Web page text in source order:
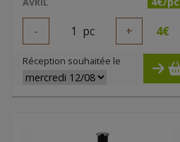
- 1 pc + 4€
Réception souhaitée le